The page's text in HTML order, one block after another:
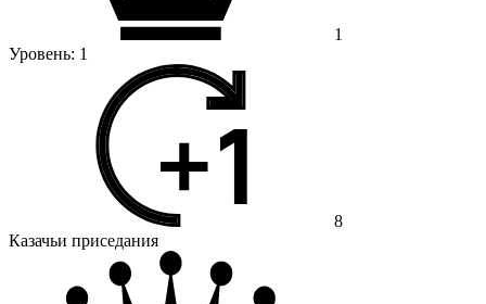
1
Уровень: 1
8
Казачьи приседания